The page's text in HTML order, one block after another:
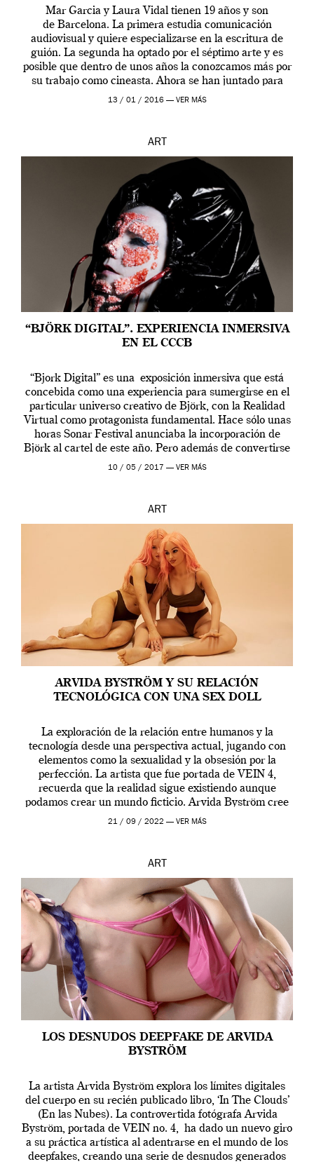
Mar Garcia y Laura Vidal tienen 19 años y son
de Barcelona. La primera estudia comunicación
audiovisual y quiere especializarse en la escritura de
guión. La segunda ha optado por el séptimo arte y es
posible que dentro de unos años la conozcamos más por
su trabajo como cineasta. Ahora se han juntado para
contarnos una […]
13 / 01 / 2016 — VER MÁS
ART
“BJÖRK DIGITAL”. EXPERIENCIA INMERSIVA
EN EL CCCB
“Bjork Digital” es una exposición inmersiva que está
concebida como una experiencia para sumergirse en el
particular universo creativo de Björk, con la Realidad
Virtual como protagonista fundamental. Hace sólo unas
horas Sonar Festival anunciaba la incorporación de
Björk al cartel de este año. Pero además de convertirse
en una de las actuaciones más relevantes […]
10 / 05 / 2017 — VER MÁS
ART
ARVIDA BYSTRÖM Y SU RELACIÓN
TECNOLÓGICA CON UNA SEX DOLL
La exploración de la relación entre humanos y la
tecnología desde una perspectiva actual, jugando con
elementos como la sexualidad y la obsesión por la
perfección. La artista que fue portada de VEIN 4,
recuerda que la realidad sigue existiendo aunque
podamos crear un mundo ficticio. Arvida Byström cree
que los humanos tienen un complejo […]
21 / 09 / 2022 — VER MÁS
ART
LOS DESNUDOS DEEPFAKE DE ARVIDA
BYSTRÖM
La artista Arvida Byström explora los límites digitales
del cuerpo en su recién publicado libro, ‘In The Clouds’
(En las Nubes). La controvertida fotógrafa Arvida
Byström, portada de VEIN no. 4, ha dado un nuevo giro
a su práctica artística al adentrarse en el mundo de los
deepfakes, creando una serie de desnudos generados